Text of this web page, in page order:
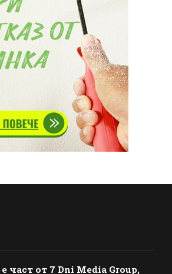
e част от 7 Dni Media Group,